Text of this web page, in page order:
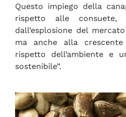
Questo impiego della
rispetto alle
dall’esplosione del
ma anche alla
rispetto dell’ambiente e
sostenibile”.